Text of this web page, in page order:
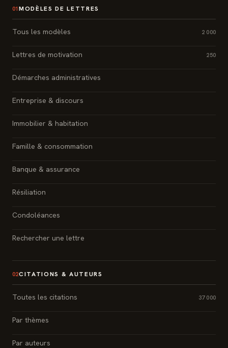
01 MODÈLES DE LETTRES
Tous les modèles 2 000
Lettres de motivation 250
Démarches administratives
Entreprise & discours
Immobilier & habitation
Famille & consommation
Banque & assurance
Résiliation
Condoléances
Rechercher une lettre
02CITATIONS & AUTEURS
Toutes les citations 37 000
Par thèmes
Par auteurs